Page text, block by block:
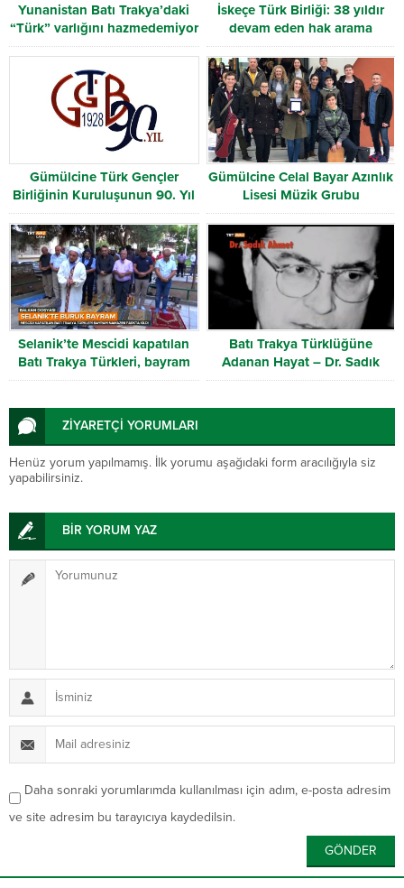
Yunanistan Batı Trakya’daki
“Türk” varlığını hazmedemiyor
İskeçe Türk Birliği: 38 yıldır
devam eden hak arama
mücadelesi
Gümülcine Türk Gençler
Birliğinin Kuruluşunun 90. Yıl
Dönümü
Gümülcine Celal Bayar Azınlık
Lisesi Müzik Grubu
Selanik’te Mescidi kapatılan
Batı Trakya Türkleri, bayram
namazını parkta kıldı
Batı Trakya Türklüğüne
Adanan Hayat – Dr. Sadık
Ahmet
ZİYARETÇİ YORUMLARI
Henüz yorum yapılmamış. İlk yorumu aşağıdaki form aracılığıyla siz
yapabilirsiniz.
BİR YORUM YAZ
Daha sonraki yorumlarımda kullanılması için adım, e-posta adresim
ve site adresim bu tarayıcıya kaydedilsin.